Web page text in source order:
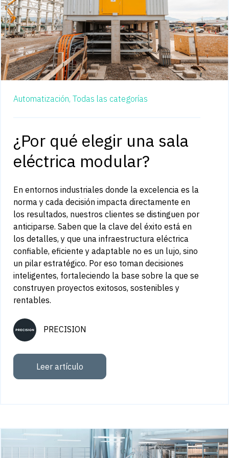
Automatización, Todas las categorías
¿Por qué elegir una sala
eléctrica modular?
En entornos industriales donde la excelencia es la
norma y cada decisión impacta directamente en
los resultados, nuestros clientes se distinguen por
anticiparse. Saben que la clave del éxito está en
los detalles, y que una infraestructura eléctrica
confiable, eficiente y adaptable no es un lujo, sino
un pilar estratégico. Por eso toman decisiones
inteligentes, fortaleciendo la base sobre la que se
construyen proyectos exitosos, sostenibles y
rentables.
PRECISION
Leer artículo